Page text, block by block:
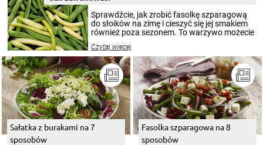
patenty, które pozwolą zachować świeżość
przetworów.
Sprawdźcie, jak zrobić fasolkę szparagową
do słoików na zimę i cieszyć się jej smakiem
również poza sezonem. To warzywo możecie
nasze propozycje!
Czytaj więcej
Sałatka z burakami na 7
sposobów
Fasolka szparagowa na 8
sposobów